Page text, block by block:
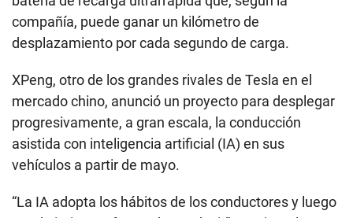
compañía, puede ganar un kilómetro de
desplazamiento por cada segundo de carga.
XPeng, otro de los grandes rivales de Tesla en el
mercado chino, anunció un proyecto para desplegar
progresivamente, a gran escala, la conducción
asistida con inteligencia artificial (IA) en sus
vehículos a partir de mayo.
“La IA adopta los hábitos de los conductores y luego